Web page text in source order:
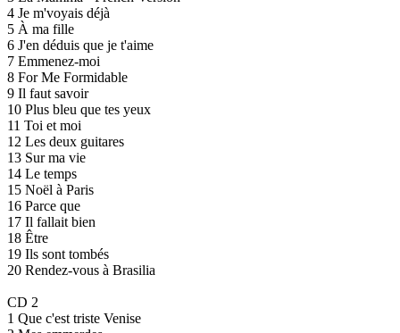
4 Je m'voyais déjà
5 À ma fille
6 J'en déduis que je t'aime
7 Emmenez-moi
8 For Me Formidable
9 Il faut savoir
10 Plus bleu que tes yeux
11 Toi et moi
12 Les deux guitares
13 Sur ma vie
14 Le temps
15 Noël à Paris
16 Parce que
17 Il fallait bien
18 Être
19 Ils sont tombés
20 Rendez-vous à Brasilia
CD 2
1 Que c'est triste Venise